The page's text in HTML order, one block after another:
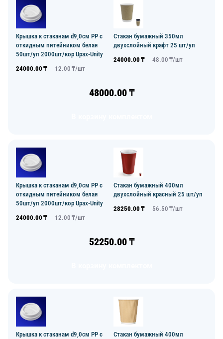
Крышка к стаканам d9,0см PP с
откидным питейником белая
50шт/уп 2000шт/кор Upax-Unity
24000.00 ₸ 12.00 ₸/шт
Стакан бумажный 350мл
двухслойный крафт 25 шт/уп
24000.00 ₸ 48.00 ₸/шт
48000.00₸
Крышка к стаканам d9,0см PP с
откидным питейником белая
50шт/уп 2000шт/кор Upax-Unity
24000.00 ₸ 12.00 ₸/шт
Стакан бумажный 400мл
двухслойный красный 25 шт/уп
28250.00 ₸ 56.50 ₸/шт
52250.00₸
Крышка к стаканам d9,0см PP с
Стакан бумажный 400мл